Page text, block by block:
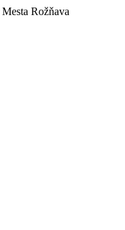
Rožňava